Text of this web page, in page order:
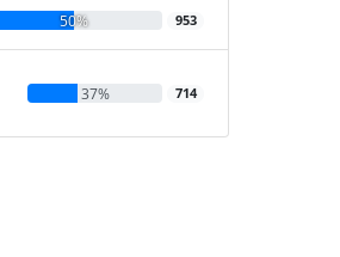
50% 953
37% 714